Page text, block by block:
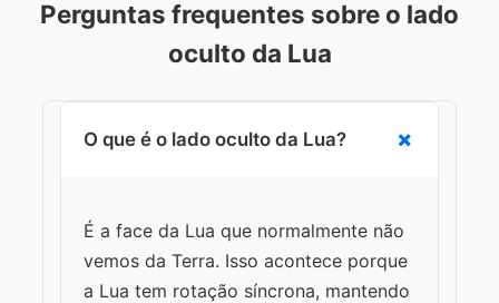
Perguntas frequentes sobre o lado
oculto da Lua
O que é o lado oculto da Lua?
É a face da Lua que normalmente não
vemos da Terra. Isso acontece porque
a Lua tem rotação síncrona, mantendo